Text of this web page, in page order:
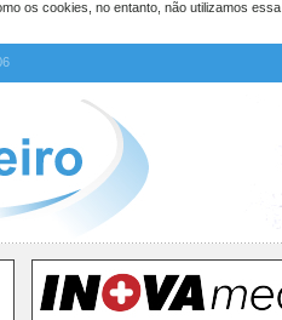
os cookies, no entanto, não utilizamos